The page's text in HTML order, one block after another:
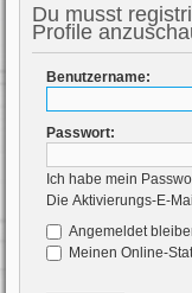
Du musst
Profile
Benutzername:
Passwort:
Ich habe mein
Die Aktivierungs-E-
Angemeldet
Meinen Online-